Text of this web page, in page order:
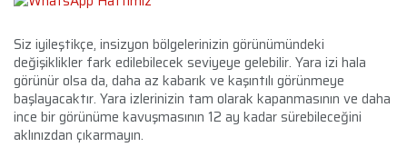
Siz iyileştikçe, insizyon bölgelerinizin görünümündeki
değişiklikler fark edilebilecek seviyeye gelebilir. Yara izi hala
görünür olsa da, daha az kabarık ve kaşıntılı görünmeye
başlayacaktır. Yara izlerinizin tam olarak kapanmasının ve daha
ince bir görünüme kavuşmasının 12 ay kadar sürebileceğini
aklınızdan çıkarmayın.